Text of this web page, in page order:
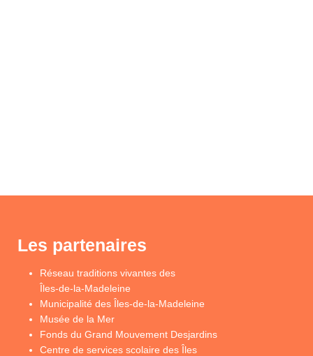
Les partenaires
Réseau traditions vivantes des
Îles-de-la-Madeleine
Municipalité des Îles-de-la-Madeleine
Musée de la Mer
Fonds du Grand Mouvement Desjardins
Centre de services scolaire des Îles